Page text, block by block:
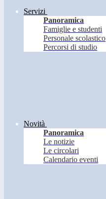
Servizi
Panoramica
Famiglie e studenti
Personale scolastico
Percorsi di studio
Novità
Panoramica
Le notizie
Le circolari
Calendario eventi